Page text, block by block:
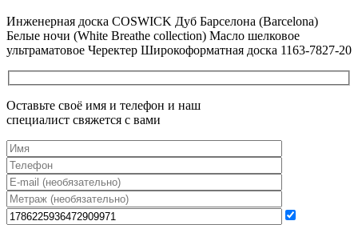
Инженерная доска COSWICK Дуб Барселона (Barcelona)
Белые ночи (White Breathe collection) Масло шелковое
ультраматовое Черектер Широкоформатная доска 1163-7827-20
Оставьте своё имя и телефон и наш
специалист свяжется с вами